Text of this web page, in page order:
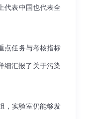
代表中国也代表全
点任务与考核指标
细汇报了关于污染
，实验室仍能够发